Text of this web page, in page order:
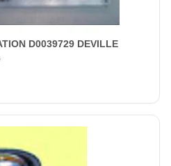
D0039729 DEVILLE